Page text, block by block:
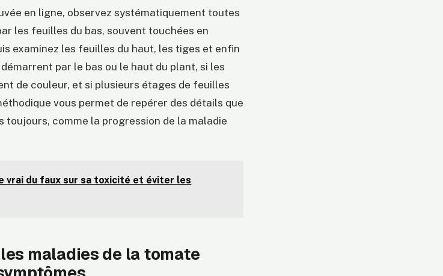
en ligne, observez systématiquement toutes
les feuilles du bas, souvent touchées en
examinez les feuilles du haut, les tiges et enfin
par le bas ou le haut du plant, si les
de couleur, et si plusieurs étages de feuilles
vous permet de repérer des détails que
toujours, comme la progression de la maladie
vrai du faux sur sa toxicité et éviter les
maladies de la tomate